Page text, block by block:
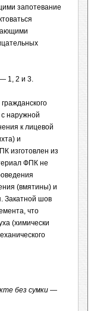
запотевание
1, 2 и 3.
наружной
к лицевой
и
изготовлен из
ФПК не
(вмятины) и
Закатной шов
что
(химически
без сумки —